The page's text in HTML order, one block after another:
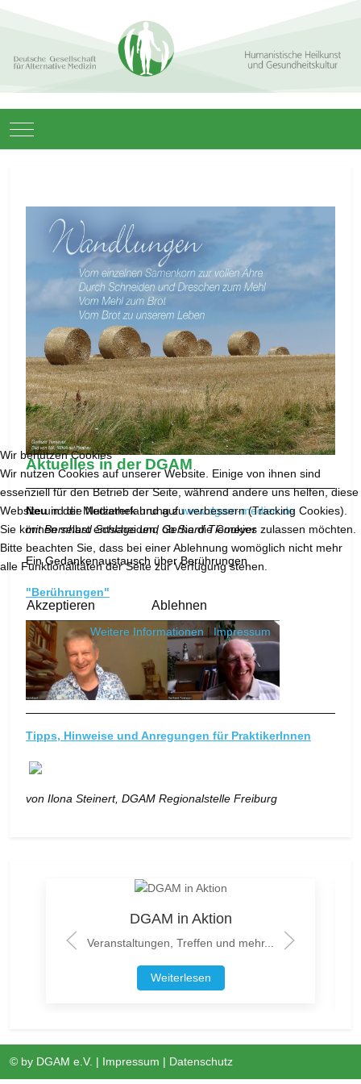
Mobile Menu Toggle
Aktuelles in der DGAM
Neuin der Mediathek und aufwww.dgam-medien.de
mit Bernhard Schlage und Gerhard Tiemeyer
Ein Gedankenaustausch über Berührungen
"Berührungen"
Tipps, Hinweise und Anregungen für PraktikerInnen
von Ilona Steinert, DGAM Regionalstelle Freiburg
DGAM in Aktion
Veranstaltungen, Treffen und mehr...
Weiterlesen
© by DGAM e.V. | Impressum | Datenschutz
Wir benutzen Cookies
Wir nutzen Cookies auf unserer Website. Einige von ihnen sind
essenziell für den Betrieb der Seite, während andere uns helfen, diese
Website und die Nutzererfahrung zu verbessern (Tracking Cookies).
Sie können selbst entscheiden, ob Sie die Cookies zulassen möchten.
Bitte beachten Sie, dass bei einer Ablehnung womöglich nicht mehr
alle Funktionalitäten der Seite zur Verfügung stehen.
Akzeptieren Ablehnen
Weitere Informationen | Impressum